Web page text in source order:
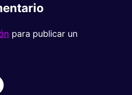
para publicar un